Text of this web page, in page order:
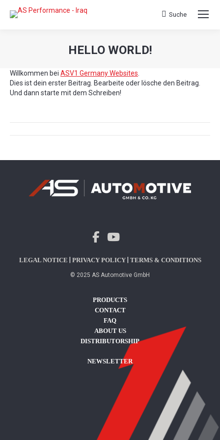
Search:
Suche
HELLO WORLD!
Willkommen bei ASV1 Germany Websites
Dies ist dein erster Beitrag. Bearbeite oder lösche den Beitrag.
Und dann starte mit dem Schreiben!
Kommentarnavigation
LEGAL NOTICE PRIVACY POLICY| TERMS & CONDITIONS
© 2025 AS Automotive GmbH
PRODUCTS
CONTACT
FAQ
ABOUT US
DISTRIBUTORSHIP
NEWSLETTER